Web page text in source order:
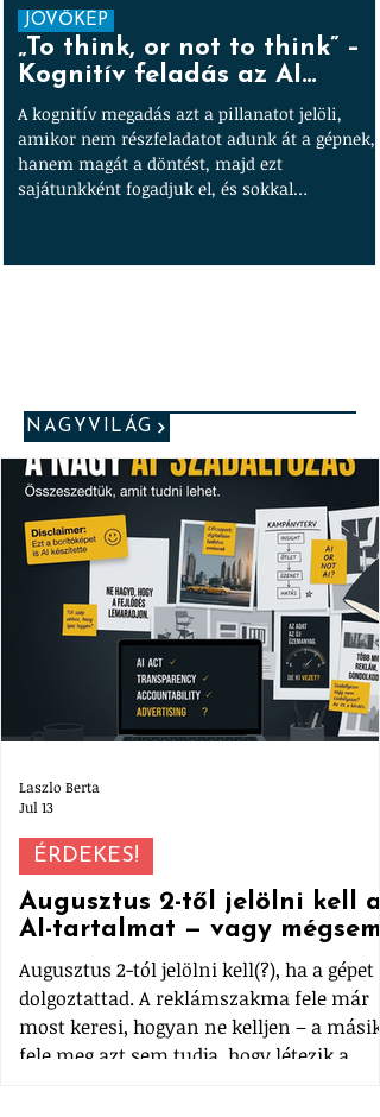
„To think, or not to think” –
Kognitív feladás az AI
árnyékában
A kognitív megadás azt a pillanatot jelöli,
amikor nem részfeladatot adunk át a gépnek,
hanem magát a döntést, majd ezt
sajátunkként fogadjuk el, és sokkal
JÖVŐKÉP
NAGYVILÁG
Augusztus 2-től jelölni kell
AI-tartalmat — vagy
Augusztus 2-tól jelölni kell(?), ha a gépet
dolgoztattad. A reklámszakma fele már
most keresi, hogyan ne kelljen – a másik
fele meg azt sem tudja, hogy létezik a
ÉRDEKES!
Laszlo Berta
Jul 13